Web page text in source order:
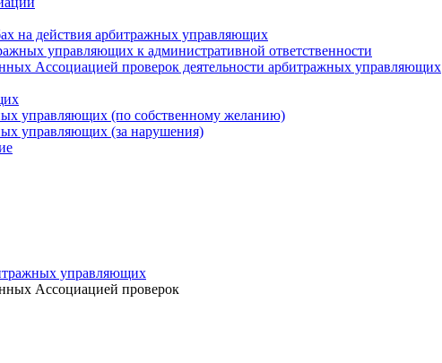
на действия арбитражных управляющих
управляющих к административной ответственности
Ассоциацией проверок деятельности арбитражных управляющих
управляющих (по собственному желанию)
управляющих (за нарушения)
управляющих
Ассоциацией проверок